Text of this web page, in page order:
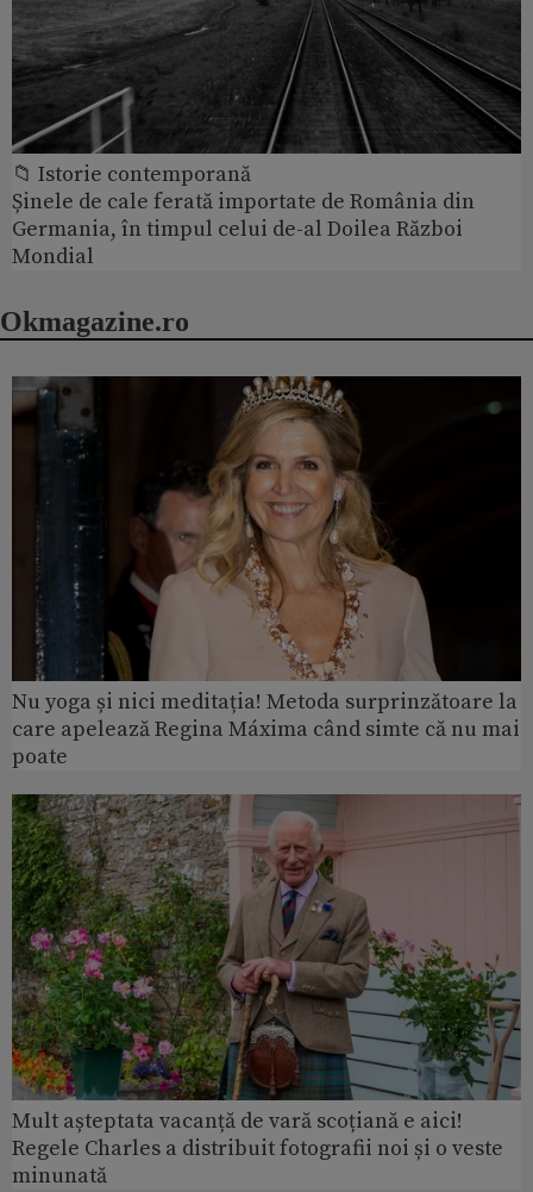
📁 Istorie contemporană
Șinele de cale ferată importate de România din
Germania, în timpul celui de-al Doilea Război
Mondial
Okmagazine.ro
Nu yoga și nici meditația! Metoda surprinzătoare la
care apelează Regina Máxima când simte că nu mai
poate
Mult așteptata vacanță de vară scoțiană e aici!
Regele Charles a distribuit fotografii noi și o veste
minunată